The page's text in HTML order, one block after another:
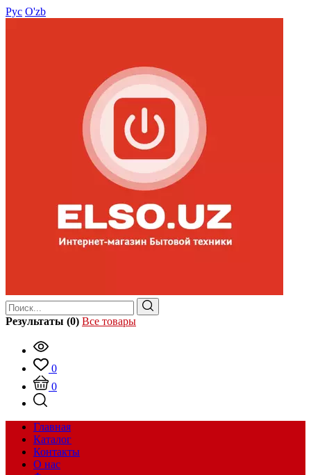
Рус O'zb
Результаты (0) Все товары
0
0
Главная
Каталог
Контакты
О нас